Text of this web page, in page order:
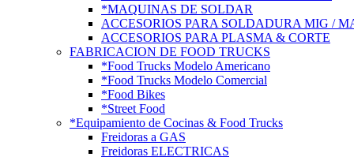
*MAQUINAS DE SOLDAR
ACCESORIOS PARA SOLDADURA MIG /
ACCESORIOS PARA PLASMA & CORTE
FABRICACION DE FOOD TRUCKS
*Food Trucks Modelo Americano
*Food Trucks Modelo Comercial
*Food Bikes
*Street Food
*Equipamiento de Cocinas & Food Trucks
Freidoras a GAS
Freidoras ELECTRICAS